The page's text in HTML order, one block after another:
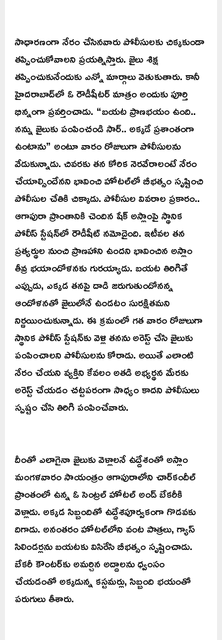
సాధారణంగా నేరం చేసినవారు పోలీసులకు చిక్కకుండా
తప్పించుకోవాలని ప్రయత్నిస్తారు. జైలు శిక్ష
తప్పించుకునేందుకు ఎన్నో మార్గాలు వెతుకుతారు. కానీ
హైదరాబాద్‌లో ఓ రౌడీషీటర్ మాత్రం అందుకు పూర్తి
భిన్నంగా ప్రవర్తించాడు. “బయట ప్రాణభయం ఉంది..
నన్ను జైలుకు పంపించండి సార్.. అక్కడే ప్రశాంతంగా
ఉంటాను” అంటూ వారం రోజులుగా పోలీసులను
వేడుకున్నాడు. చివరకు తన కోరిక నెరవేరాలంటే నేరం
చేయాల్సిందేనని భావించి హోటల్‌లో బీభత్సం సృష్టించి
పోలీసుల చేతికి చిక్కాడు. పోలీసుల వివరాల ప్రకారం..
ఆగాపురా ప్రాంతానికి చెందిన షేక్ అస్లాంపై స్థానిక
పోలీస్ స్టేషన్‌లో రౌడీషీట్ నమోదైంది. ఇటీవల తన
ప్రత్యర్థుల నుంచి ప్రాణహాని ఉందని భావించిన అస్లాం
తీవ్ర భయాందోళనకు గురయ్యాడు. బయట తిరిగితే
ఎప్పుడు, ఎక్కడ తనపై దాడి జరుగుతుందోనన్న
ఆందోళనతో జైలులోనే ఉండటం సురక్షితమని
నిర్ణయించుకున్నాడు. ఈ క్రమంలో గత వారం రోజులుగా
స్థానిక పోలీస్ స్టేషన్‌కు వెళ్లి తనను అరెస్ట్ చేసి జైలుకు
పంపించాలని పోలీసులను కోరాడు. అయితే ఎలాంటి
నేరం చేయని వ్యక్తిని కేవలం అతడి అభ్యర్థన మేరకు
అరెస్ట్ చేయడం చట్టపరంగా సాధ్యం కాదని పోలీసులు
స్పష్టం చేసి తిరిగి పంపించేవారు.
దీంతో ఎలాగైనా జైలుకు వెళ్లాలనే ఉద్దేశంతో అస్లాం
మంగళవారం సాయంత్రం ఆగాపురాలోని చార్‌కందీల్
ప్రాంతంలో ఉన్న ఓ సెంట్రల్ హోటల్ అండ్ బేకరీకి
వెళ్లాడు. అక్కడ సిబ్బందితో ఉద్దేశపూర్వకంగా గొడవకు
దిగాడు. అనంతరం హోటల్‌లోని వంట పాత్రలు, గ్యాస్
సిలిండర్లను బయటకు విసిరేసి బీభత్సం సృష్టించాడు.
బేకరీ కౌంటర్‌కు అమర్చిన అద్దాలను ధ్వంసం
చేయడంతో అక్కడున్న కస్టమర్లు, సిబ్బంది భయంతో
పరుగులు తీశారు.